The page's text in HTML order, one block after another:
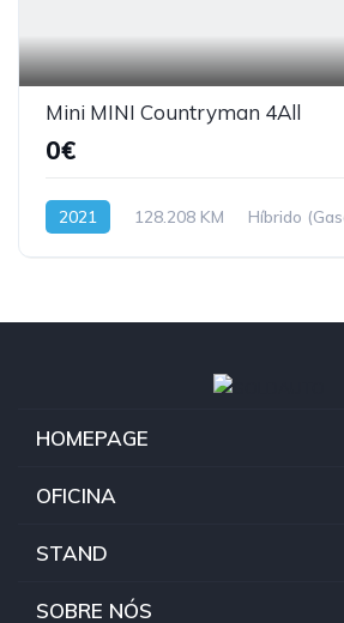
Mini MINI Countryman 4All
0€
2021 128.208 KM Híbrido
HOMEPAGE
OFICINA
STAND
SOBRE NÓS